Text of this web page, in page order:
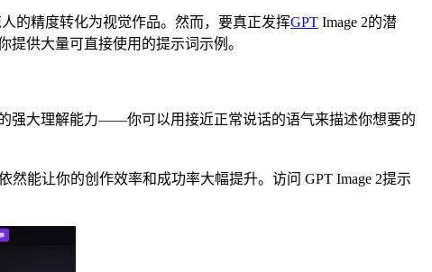
的精度转化为视觉作品。然而，要真正发挥GPT Image 2的潜
提供大量可直接使用的提示词示例。
强大理解能力——你可以用接近正常说话的语气来描述你想要的
能让你的创作效率和成功率大幅提升。访问 GPT Image 2提示